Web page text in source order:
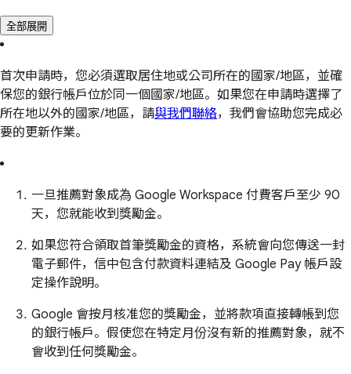
全部展開
首次申請時，您必須選取居住地或公司所在的國家/地區，並確
保您的銀行帳戶位於同一個國家/地區。如果您在申請時選擇了
所在地以外的國家/地區，請與我們聯絡，我們會協助您完成必
要的更新作業。
一旦推薦對象成為 Google Workspace 付費客戶至少 90
天，您就能收到獎勵金。
如果您符合領取首筆獎勵金的資格，系統會向您傳送一封
電子郵件，信中包含付款資料連結及 Google Pay 帳戶設
定操作說明。
Google 會按月核准您的獎勵金，並將款項直接轉帳到您
的銀行帳戶。假使您在特定月份沒有新的推薦對象，就不
會收到任何獎勵金。